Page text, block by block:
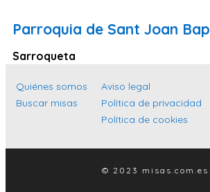
Santa Cruz de Tenerife
Cantabria
Islas Baleares
Las Palmas
Alicante
Parroquia de Sant Joan
Sarroqueta
Quiénes somos
Buscar misas
Aviso legal
Política de privacidad
Política de cookies
© 2023 misas.com.es